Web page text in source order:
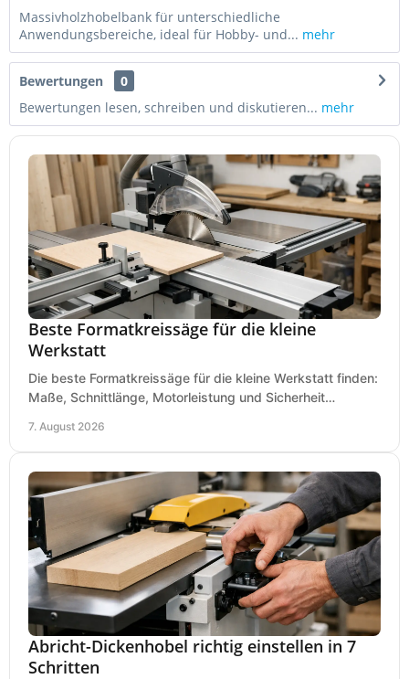
Massivholzhobelbank für unterschiedliche
Anwendungsbereiche, ideal für Hobby- und... mehr
Bewertungen
0
Bewertungen lesen, schreiben und diskutieren... mehr
Beste Formatkreissäge für die kleine
Werkstatt
Die beste Formatkreissäge für die kleine Werkstatt finden:
Maße, Schnittlänge, Motorleistung und Sicherheit
7. August 2026
Abricht-Dickenhobel richtig einstellen in 7
Schritten